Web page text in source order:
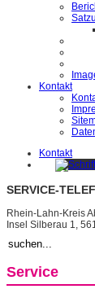
Kontakt
Kontakt
SERVICE-
Rhein-Lahn-Kreis
Insel Silberau 1,
Service